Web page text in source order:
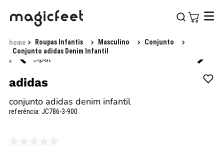
Roupas Infantis Masculino
Conjunto
Conjunto adidas Denim Infantil
adidas
conjunto adidas denim infantil
referência: JC786-3-900